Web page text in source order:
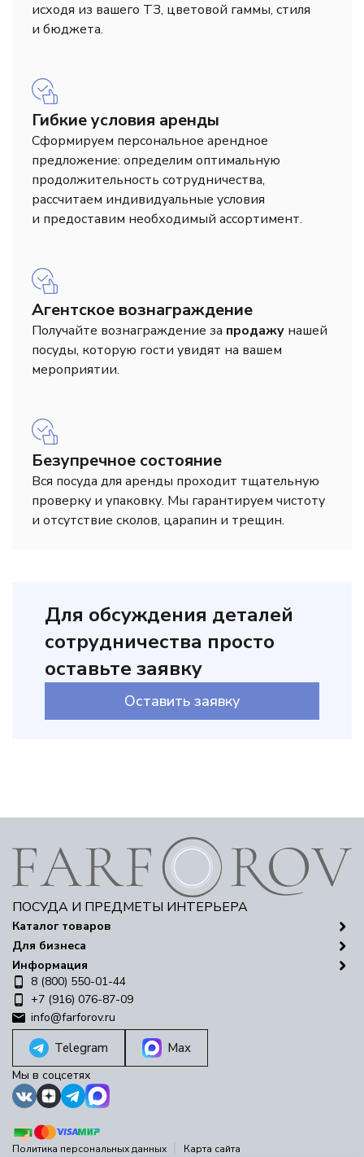
исходя из вашего ТЗ, цветовой гаммы, стиля
и бюджета.
Гибкие условия аренды
Сформируем персональное арендное
предложение: определим оптимальную
продолжительность сотрудничества,
рассчитаем индивидуальные условия
и предоставим необходимый ассортимент.
Агентское вознаграждение
Получайте вознаграждение за продажу нашей
посуды, которую гости увидят на вашем
мероприятии.
Безупречное состояние
Вся посуда для аренды проходит тщательную
проверку и упаковку. Мы гарантируем чистоту
и отсутствие сколов, царапин и трещин.
Для обсуждения деталей
сотрудничества просто
оставьте заявку
Оставить заявку
ПОСУДА И ПРЕДМЕТЫ ИНТЕРЬЕРА
Каталог товаров
Для бизнеса
Информация
8 (800) 550-01-44
+7 (916) 076-87-09
info@farforov.ru
Telegram Max
Мы в соцсетях
Политика персональных данных
Карта сайта